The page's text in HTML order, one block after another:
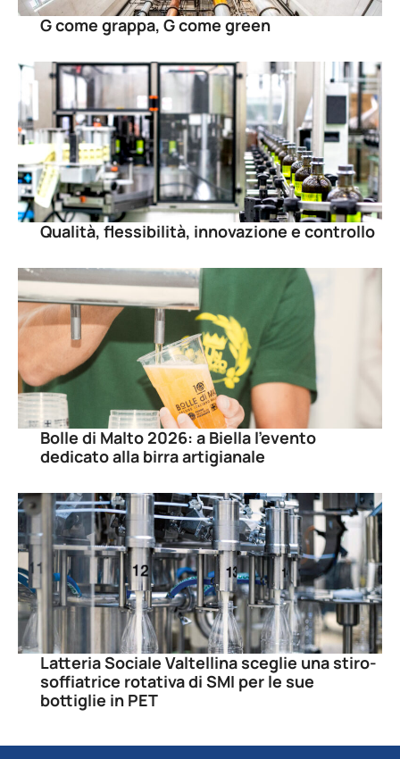
G come grappa, G come green
Qualità, flessibilità, innovazione e controllo
Bolle di Malto 2026: a Biella l’evento
dedicato alla birra artigianale
Latteria Sociale Valtellina sceglie una stiro-
soffiatrice rotativa di SMI per le sue
bottiglie in PET